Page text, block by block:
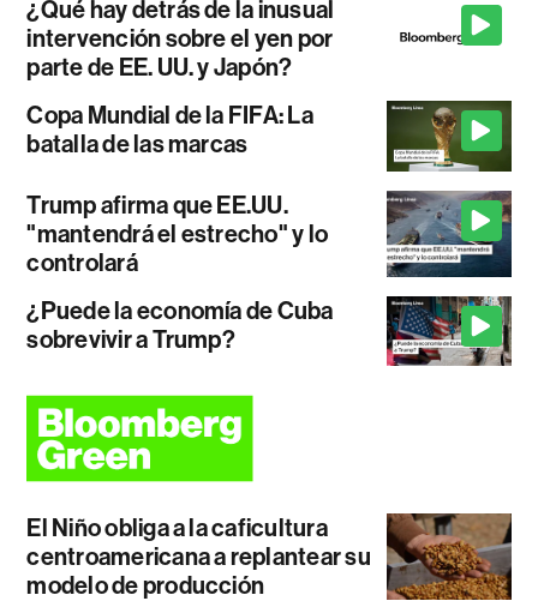
¿Qué hay detrás de la inusual
intervención sobre el yen por
parte de EE. UU. y Japón?
Copa Mundial de la FIFA: La
batalla de las marcas
Trump afirma que EE.UU.
"mantendrá el estrecho" y lo
controlará
¿Puede la economía de Cuba
sobrevivir a Trump?
El Niño obliga a la caficultura
centroamericana a replantear su
modelo de producción